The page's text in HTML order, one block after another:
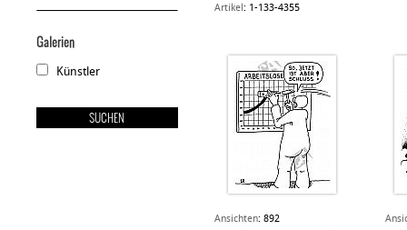
Galerien
Künstler
Artikel : 1-133-4355
Ansichten: 892